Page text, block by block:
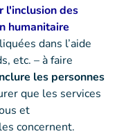
l'inclusion des
humanitaire
dans l’aide
etc. – à faire
les personnes
que les services
et
concernent.